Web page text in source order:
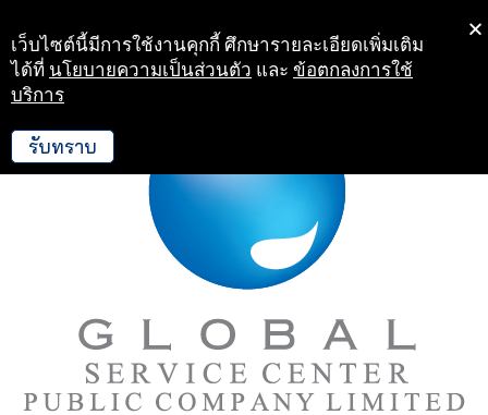
Skip
to
เว็บไซต์นี้มีการใช้งานคุกกี้ ศึกษารายละเอียดเพิ่มเติม
ได้ที่ นโยบายความเป็นส่วนตัว และ ข้อตกลงการใช้
บริการ
รับทราบ